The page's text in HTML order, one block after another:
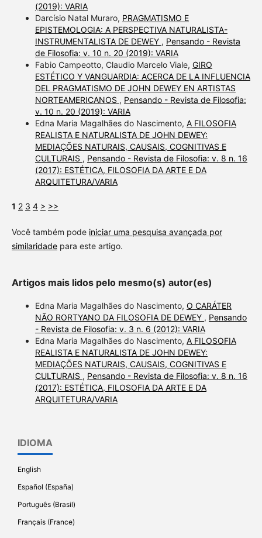
(2019): VARIA
Darcísio Natal Muraro, PRAGMATISMO E
EPISTEMOLOGIA: A PERSPECTIVA NATURALISTA-
INSTRUMENTALISTA DE DEWEY , Pensando - Revista
de Filosofia: v. 10 n. 20 (2019): VARIA
Fabio Campeotto, Claudio Marcelo Viale, GIRO
ESTÉTICO Y VANGUARDIA: ACERCA DE LA INFLUENCIA
DEL PRAGMATISMO DE JOHN DEWEY EN ARTISTAS
NORTEAMERICANOS , Pensando - Revista de Filosofia:
v. 10 n. 20 (2019): VARIA
Edna Maria Magalhães do Nascimento, A FILOSOFIA
REALISTA E NATURALISTA DE JOHN DEWEY:
MEDIAÇÕES NATURAIS, CAUSAIS, COGNITIVAS E
CULTURAIS , Pensando - Revista de Filosofia: v. 8 n. 16
(2017): ESTÉTICA, FILOSOFIA DA ARTE E DA
ARQUITETURA/VARIA
1 2 3 4 > >>
Você também pode iniciar uma pesquisa avançada por
similaridadepara este artigo.
Artigos mais lidos pelo mesmo(s) autor(es)
Edna Maria Magalhães do Nascimento, O CARÁTER
NÃO RORTYANO DA FILOSOFIA DE DEWEY , Pensando
- Revista de Filosofia: v. 3 n. 6 (2012): VARIA
Edna Maria Magalhães do Nascimento, A FILOSOFIA
REALISTA E NATURALISTA DE JOHN DEWEY:
MEDIAÇÕES NATURAIS, CAUSAIS, COGNITIVAS E
CULTURAIS , Pensando - Revista de Filosofia: v. 8 n. 16
(2017): ESTÉTICA, FILOSOFIA DA ARTE E DA
ARQUITETURA/VARIA
IDIOMA
English
Español (España)
Português (Brasil)
Français (France)